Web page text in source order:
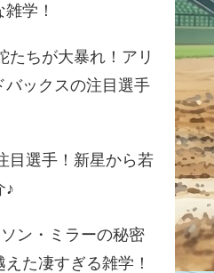
学！
たちが大暴れ！アリ
バックスの注目選手
目選手！新星から若
♪
ン・ミラーの秘密
た凄すぎる雑学！